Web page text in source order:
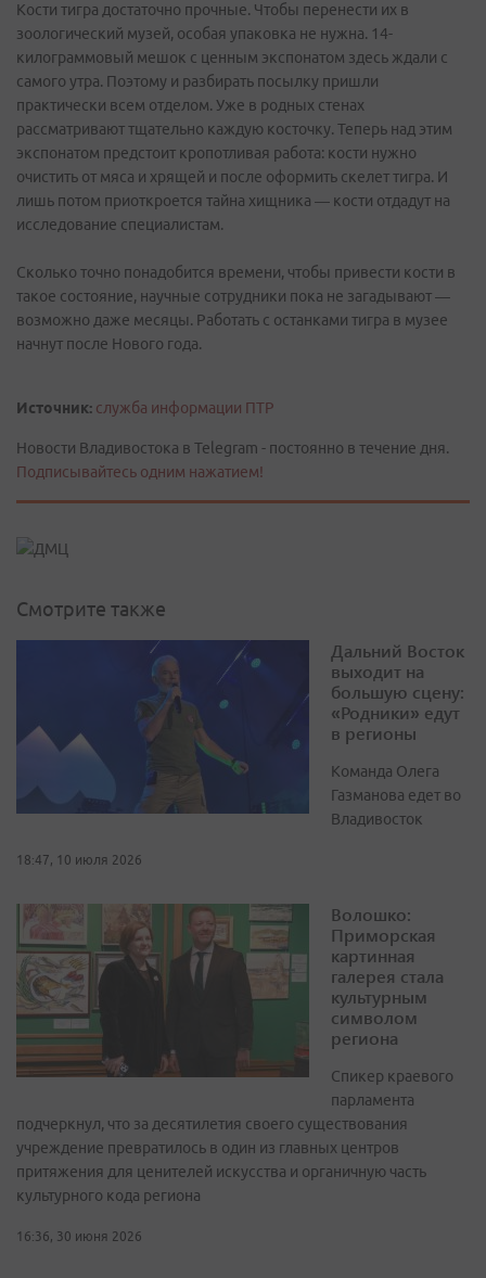
Кости тигра достаточно прочные. Чтобы перенести их в
зоологический музей, особая упаковка не нужна. 14-
килограммовый мешок с ценным экспонатом здесь ждали с
самого утра. Поэтому и разбирать посылку пришли
практически всем отделом. Уже в родных стенах
рассматривают тщательно каждую косточку. Теперь над этим
экспонатом предстоит кропотливая работа: кости нужно
очистить от мяса и хрящей и после оформить скелет тигра. И
лишь потом приоткроется тайна хищника — кости отдадут на
исследование специалистам.
Сколько точно понадобится времени, чтобы привести кости в
такое состояние, научные сотрудники пока не загадывают —
возможно даже месяцы. Работать с останками тигра в музее
начнут после Нового года.
Источник: служба информации ПТР
Новости Владивостока в Telegram - постоянно в течение дня.
Подписывайтесь одним нажатием!
Смотрите также
Дальний Восток
выходит на
большую сцену:
«Родники» едут
в регионы
Команда Олега
Газманова едет во
Владивосток
18:47, 10 июля 2026
Волошко:
Приморская
картинная
галерея стала
культурным
символом
региона
Спикер краевого
парламента
подчеркнул, что за десятилетия своего существования
учреждение превратилось в один из главных центров
притяжения для ценителей искусства и органичную часть
культурного кода региона
16:36, 30 июня 2026